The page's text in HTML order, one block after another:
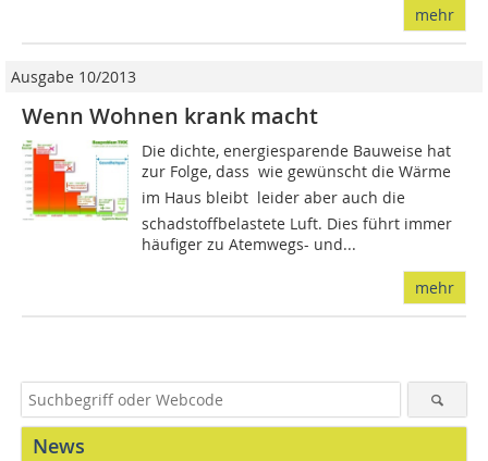
mehr
Ausgabe 10/2013
Wenn Wohnen krank macht
Die dichte, energiesparende Bauweise hat
zur Folge, dass  wie gewünscht die Wärme
im Haus bleibt  leider aber auch die
schadstoffbelastete Luft. Dies führt immer
häufiger zu Atemwegs- und...
mehr
News